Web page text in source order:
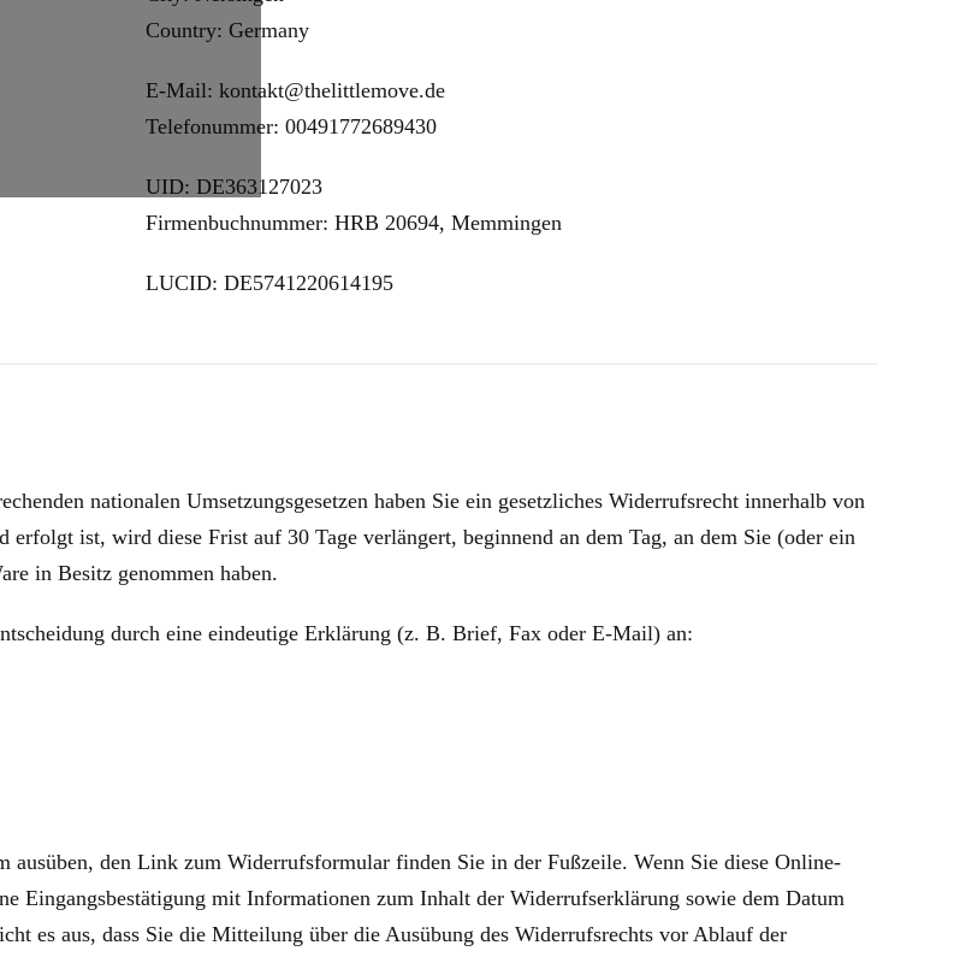
Country: Germany
E-Mail: kontakt@thelittlemove.de
Telefonummer: 00491772689430
UID: DE363127023
Firmenbuchnummer: HRB 20694, Memmingen
LUCID: DE5741220614195
nationalen Umsetzungsgesetzen haben Sie ein gesetzliches Widerrufsrecht innerhalb von
ist, wird diese Frist auf 30 Tage verlängert, beginnend an dem Tag, an dem Sie (oder ein
in Besitz genommen haben.
durch eine eindeutige Erklärung (z. B. Brief, Fax oder E‑Mail) an:
den Link zum Widerrufsformular finden Sie in der Fußzeile. Wenn Sie diese Online-
mit Informationen zum Inhalt der Widerrufserklärung sowie dem Datum
es aus, dass Sie die Mitteilung über die Ausübung des Widerrufsrechts vor Ablauf der